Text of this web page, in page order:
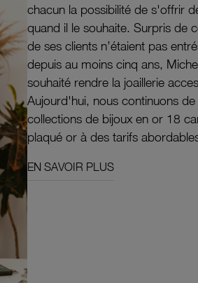
chacun la possibilité de s'offrir
quand il le souhaite. Surpris de
de ses clients n’étaient pas
depuis au moins cinq ans,
souhaité rendre la joaillerie
Aujourd'hui, nous continuons
collections de bijoux en or 18
plaqué or à des tarifs
EN SAVOIR PLUS